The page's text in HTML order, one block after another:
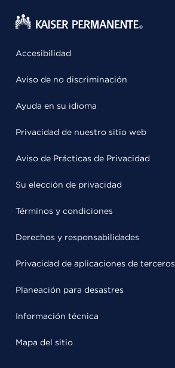
Accesibilidad
Aviso de no discriminación
Ayuda en su idioma
Privacidad de nuestro sitio web
Aviso de Prácticas de Privacidad
Su elección de privacidad
Términos y condiciones
Derechos y responsabilidades
Privacidad de aplicaciones de terceros
Planeación para desastres
Información técnica
Mapa del sitio